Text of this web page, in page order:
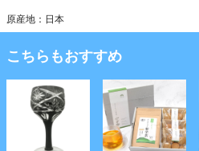
原産地：日本
こちらもおすすめ